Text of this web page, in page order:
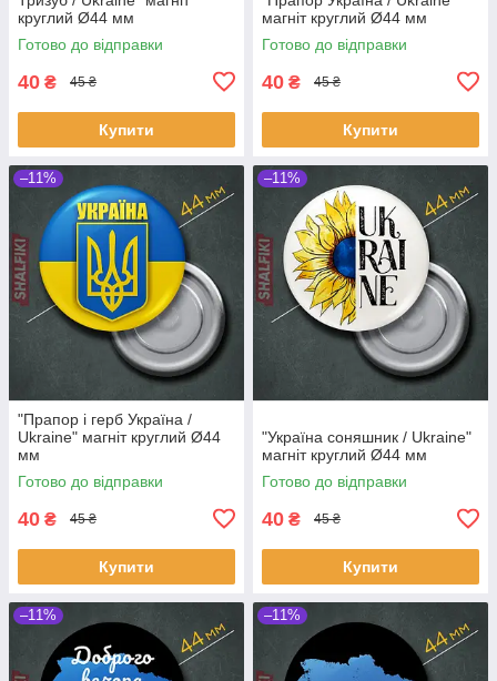
круглий Ø44 мм
Готово до відправки
40 ₴ 45 ₴
Купити
магніт круглий Ø44 мм
Готово до відправки
40 ₴ 45 ₴
Купити
–11%
"Прапор і герб Українa /
Ukraine" магніт круглий Ø44
мм
Готово до відправки
40 ₴ 45 ₴
Купити
–11%
"Україна соняшник / Ukraine"
магніт круглий Ø44 мм
Готово до відправки
40 ₴ 45 ₴
Купити
–11% –11%